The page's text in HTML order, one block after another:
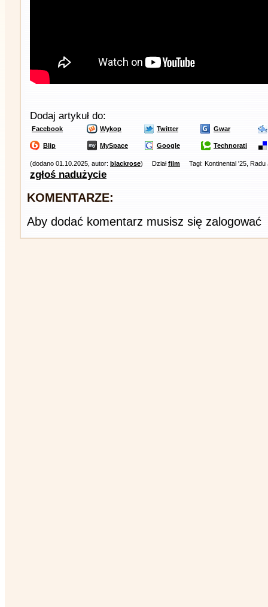
Dodaj artykuł do:
Facebook Wykop Twitter Gwar
Blip MySpace Google Technorati
(dodano 01.10.2025, autor: blackrose) Działfilm Tagi: Kontinental '25, Radu
zgłoś nadużycie
KOMENTARZE:
Aby dodać komentarz musisz się zalogować